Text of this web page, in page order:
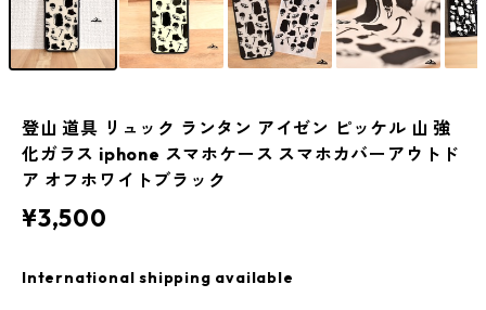
登山 道具 リュック ランタン アイゼン ピッケル 山 強
化ガラス iphone スマホケース スマホカバーアウトド
ア オフホワイトブラック
¥3,500
International shipping available